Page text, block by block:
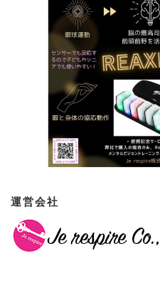
運営会社